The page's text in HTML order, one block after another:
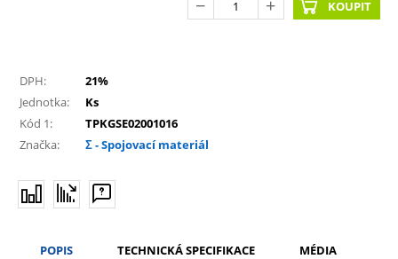
KOUPIT
DPH:
21%
Jednotka:
Ks
Kód 1:
TPKGSE02001016
Značka:
Σ - Spojovací materiál
POPIS TECHNICKÁ SPECIFIKACE MÉDIA